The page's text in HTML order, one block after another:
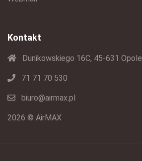
Kontakt
Dunikowskiego 16C, 45-631 Opole
71 71 70 530
biuro@airmax.pl
2026 © AirMAX